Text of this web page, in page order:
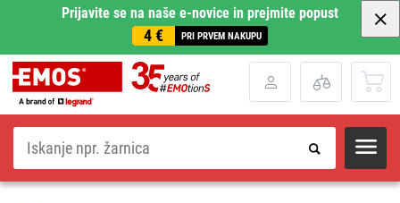
Prijavite se na naše e-novice in prejmite popust
4 € PRI PRVEM NAKUPU
Iskanje